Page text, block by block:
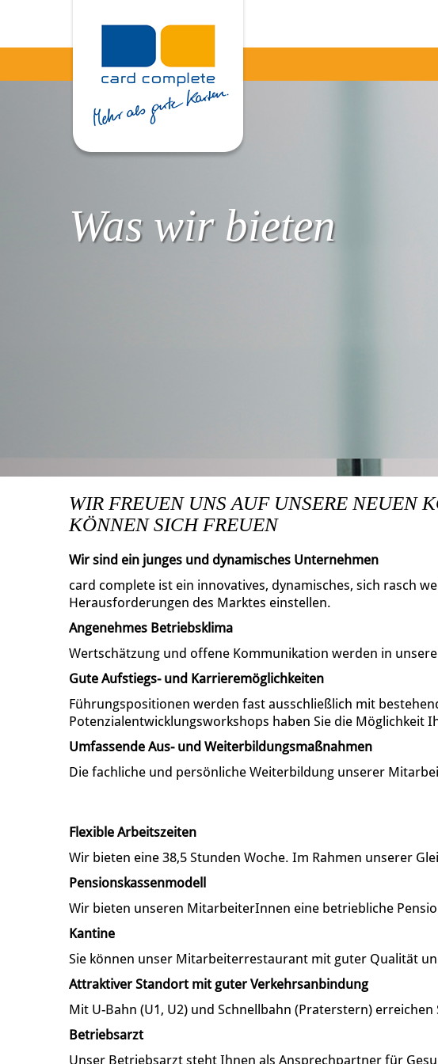
Was wir bieten
WIR FREUEN UNS AUF UNSERE NEUEN
KÖNNEN SICH FREUEN
Wir sind ein junges und dynamisches Unternehmen
card complete ist ein innovatives, dynamisches, sich rasch
Herausforderungen des Marktes einstellen.
Angenehmes Betriebsklima
Wertschätzung und offene Kommunikation werden in
Gute Aufstiegs- und Karrieremöglichkeiten
Führungspositionen werden fast ausschließlich mit
Potenzialentwicklungsworkshops haben Sie die Möglichkeit
Umfassende Aus- und Weiterbildungsmaßnahmen
Die fachliche und persönliche Weiterbildung unserer
Flexible Arbeitszeiten
Wir bieten eine 38,5 Stunden Woche. Im Rahmen unserer
Pensionskassenmodell
Wir bieten unseren MitarbeiterInnen eine betriebliche
Kantine
Sie können unser Mitarbeiterrestaurant mit guter Qualität
Attraktiver Standort mit guter Verkehrsanbindung
Mit U-Bahn (U1, U2) und Schnellbahn (Praterstern)
Betriebsarzt
Unser Betriebsarzt steht Ihnen als Ansprechpartner für